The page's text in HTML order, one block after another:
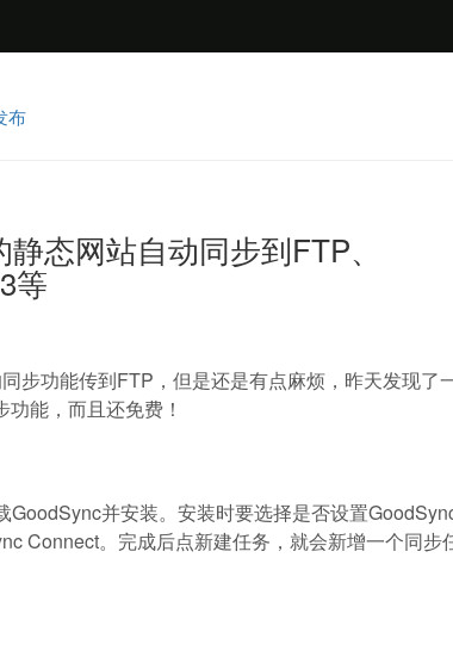
布
态网站自动同步到FTP、
等
步功能传到FTP，但是还是有点麻烦，昨天发现了
能，而且还免费！
GoodSync并安装。安装时要选择是否设置
Connect。完成后点新建任务，就会新增一个同步